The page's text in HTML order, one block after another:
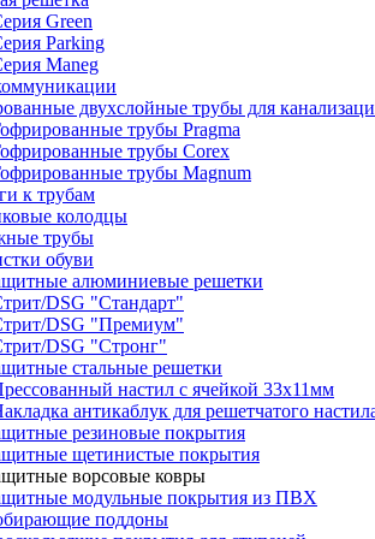
Green
Parking
Maneg
двухслойные трубы для
трубы Pragma
трубы Corex
трубы Magnum
к трубам
колодцы
трубы
обуви
алюминиевые решетки
DSG "Стандарт"
DSG "Премиум"
DSG "Стронг"
стальные решетки
настил с ячейкой 33х11мм
антикаблук для решетчатого
резиновые покрытия
щетинистые покрытия
ворсовые ковры
модульные покрытия из ПВХ
поддоны